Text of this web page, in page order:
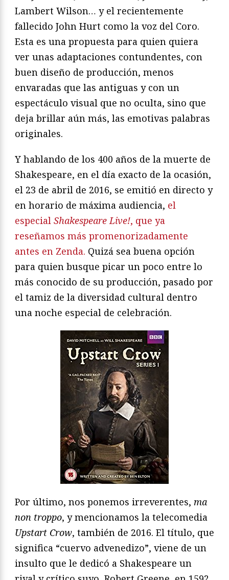
Lambert Wilson… y el recientemente
fallecido John Hurt como la voz del Coro.
Esta es una propuesta para quien quiera
ver unas adaptaciones contundentes, con
buen diseño de producción, menos
envaradas que las antiguas y con un
espectáculo visual que no oculta, sino que
deja brillar aún más, las emotivas palabras
originales.
Y hablando de los 400 años de la muerte de
Shakespeare, en el día exacto de la ocasión,
el 23 de abril de 2016, se emitió en directo y
en horario de máxima audiencia, el
especial Shakespeare Live!, que ya
reseñamos más promenorizadamente
antes en Zenda. Quizá sea buena opción
para quien busque picar un poco entre lo
más conocido de su producción, pasado por
el tamiz de la diversidad cultural dentro
una noche especial de celebración.
Por último, nos ponemos irreverentes, ma
non troppo, y mencionamos la telecomedia
Upstart Crow, también de 2016. El título, que
significa “cuervo advenedizo”, viene de un
insulto que le dedicó a Shakespeare un